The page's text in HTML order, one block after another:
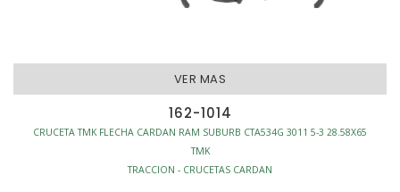
VER MAS
162-1014
CRUCETA TMK FLECHA CARDAN RAM SUBURB CTA534G 3011 5-3 28.58X65
TMK
TRACCION - CRUCETAS CARDAN